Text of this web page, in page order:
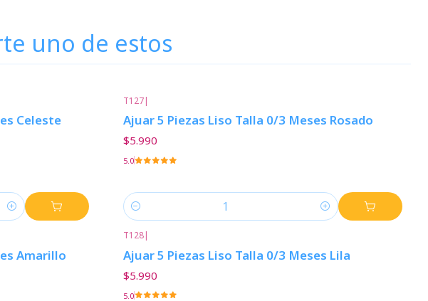
uno de estos
Celeste
T127|
Ajuar 5 Piezas Liso Talla 0/3 Meses Rosado
$5.990
5.0
Cantidad
Amarillo
T128|
Ajuar 5 Piezas Liso Talla 0/3 Meses Lila
$5.990
5.0